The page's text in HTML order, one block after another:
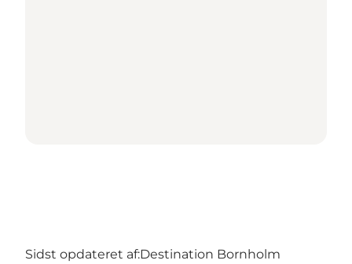
Sidst opdateret af:Destination Bornholm